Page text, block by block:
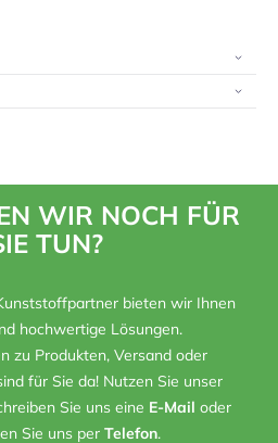
WIR NOCH FÜR
TUN?
bieten wir Ihnen
hochwertige Lösungen.
zu Produkten, Versand oder
für Sie da! Nutzen Sie unser
Sie uns eine E-Mail oder
Sie uns per Telefon.